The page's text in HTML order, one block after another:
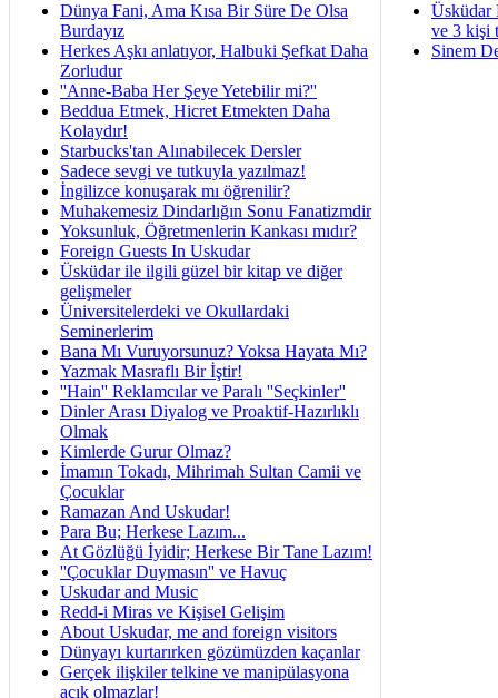
Dünya Fani, Ama Kısa Bir Süre De Olsa
Burdayız
Herkes Aşkı anlatıyor, Halbuki Şefkat Daha
Zorludur
''Anne-Baba Her Şeye Yetebilir mi?''
Beddua Etmek, Hicret Etmekten Daha
Kolaydır!
Starbucks'tan Alınabilecek Dersler
Sadece sevgi ve tutkuyla yazılmaz!
İngilizce konuşarak mı öğrenilir?
Muhakemesiz Dindarlığın Sonu Fanatizmdir
Yoksunluk, Öğretmenlerin Kankası mıdır?
Foreign Guests In Uskudar
Üsküdar ile ilgili güzel bir kitap ve diğer
gelişmeler
Üniversitelerdeki ve Okullardaki
Seminerlerim
Bana Mı Vuruyorsunuz? Yoksa Hayata Mı?
Yazmak Masraflı Bir İştir!
''Hain'' Reklamcılar ve Paralı ''Seçkinler''
Dinler Arası Diyalog ve Proaktif-Hazırlıklı
Olmak
Kimlerde Gurur Olmaz?
İmamın Tokadı, Mihrimah Sultan Camii ve
Çocuklar
Ramazan And Uskudar!
Para Bu; Herkese Lazım...
At Gözlüğü İyidir; Herkese Bir Tane Lazım!
''Çocuklar Duymasın'' ve Havuç
Uskudar and Music
Redd-i Miras ve Kişisel Gelişim
About Uskudar, me and foreign visitors
Dünyayı kurtarırken gözümüzden kaçanlar
Gerçek ilişkiler telkine ve manipülasyona
açık olmazlar!
Üsküdar
ve 3 kişi
Sinem